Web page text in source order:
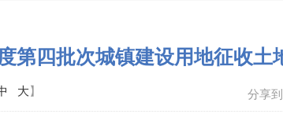
第四批次城镇建设用地征收土
大】 分享到